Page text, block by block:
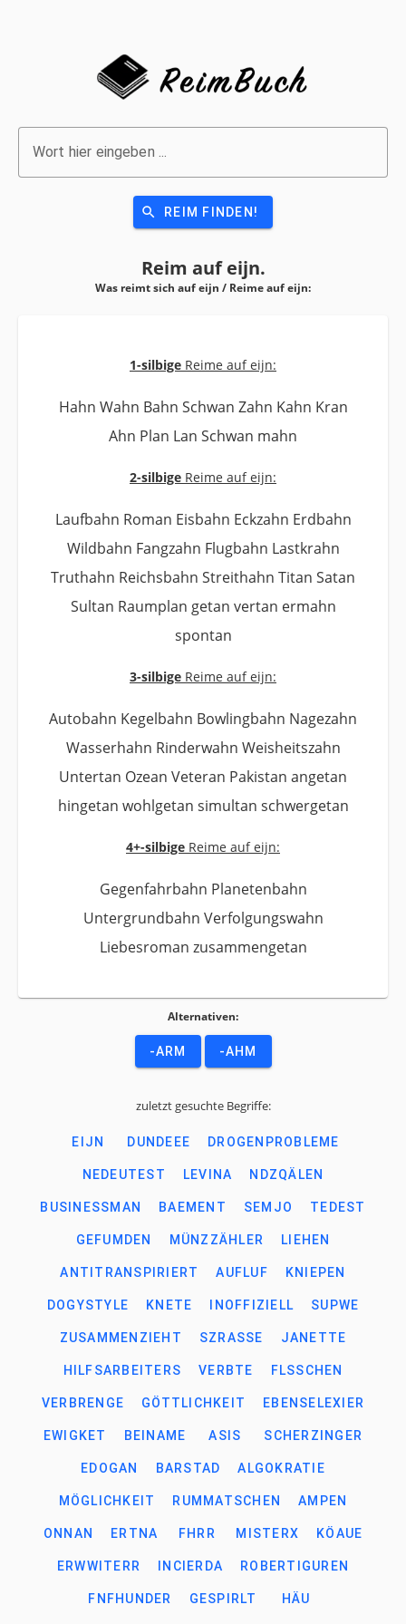
Wort hier eingeben ...
search REIM FINDEN!
Reim aufeijn.
Was reimt sich auf eijn / Reime aufeijn:
1-silbige Reime auf eijn:
Hahn Wahn Bahn Schwan Zahn Kahn Kran
Ahn Plan Lan Schwan mahn
2-silbige Reime auf eijn:
Laufbahn Roman Eisbahn Eckzahn Erdbahn
Wildbahn Fangzahn Flugbahn Lastkrahn
Truthahn Reichsbahn Streithahn Titan Satan
Sultan Raumplan getan vertan ermahn
spontan
3-silbige Reime auf eijn:
Autobahn Kegelbahn Bowlingbahn Nagezahn
Wasserhahn Rinderwahn Weisheitszahn
Untertan Ozean Veteran Pakistan angetan
hingetan wohlgetan simultan schwergetan
4+-silbige Reime auf eijn:
Gegenfahrbahn Planetenbahn
Untergrundbahn Verfolgungswahn
Liebesroman zusammengetan
Alternativen:
-ARM -AHM
zuletzt gesuchte Begriffe:
EIJN DUNDEEE DROGENPROBLEME
NEDEUTEST LEVINA NDZQÄLEN
BUSINESSMAN BAEMENT SEMJO TEDEST
GEFUMDEN MÜNZZÄHLER LIEHEN
ANTITRANSPIRIERT AUFLUF KNIEPEN
DOGYSTYLE KNETE INOFFIZIELL SUPWE
ZUSAMMENZIEHT SZRASSE JANETTE
HILFSARBEITERS VERBTE FLSSCHEN
VERBRENGE GÖTTLICHKEIT EBENSELEXIER
EWIGKET BEINAME ASIS SCHERZINGER
EDOGAN BARSTAD ALGOKRATIE
MÖGLICHKEIT RUMMATSCHEN AMPEN
ONNAN ERTNA FHRR MISTERX KÖAUE
ERWWITERR INCIERDA ROBERTIGUREN
FNFHUNDER GESPIRLT HÄU